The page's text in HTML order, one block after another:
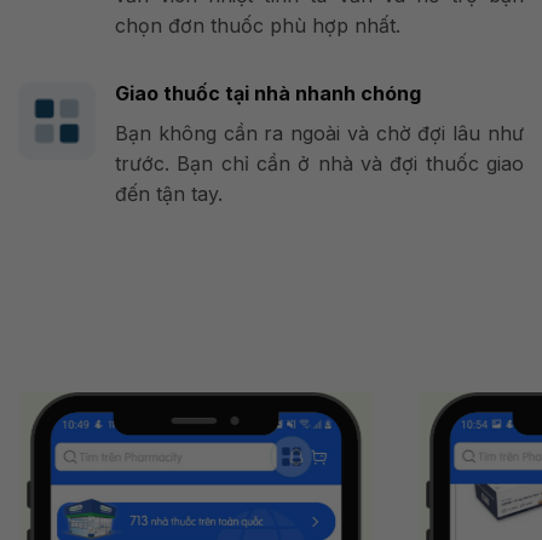
chọn đơn thuốc phù hợp nhất.
Giao thuốc tại nhà nhanh chóng
Bạn không cần ra ngoài và chờ đợi lâu như
trước. Bạn chỉ cần ở nhà và đợi thuốc giao
đến tận tay.